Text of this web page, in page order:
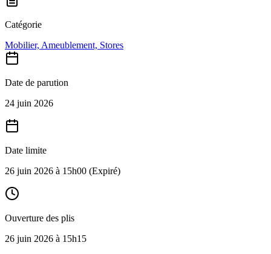
Catégorie
Mobilier, Ameublement, Stores
Date de parution
24 juin 2026
Date limite
26 juin 2026 à 15h00 (Expiré)
Ouverture des plis
26 juin 2026 à 15h15